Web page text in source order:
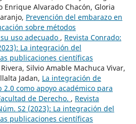
Enrique Alvarado Chacón, Gloria
Prevención del embarazo en
sobre métodos
uso adecuado , Revista Conrado:
La integración del
publicaciones científicas
Silvio Amable Machuca Vivar,
Jadan, La integración de
como apoyo académico para
de Derecho. , Revista
S2 (2023): La integración del
publicaciones científicas